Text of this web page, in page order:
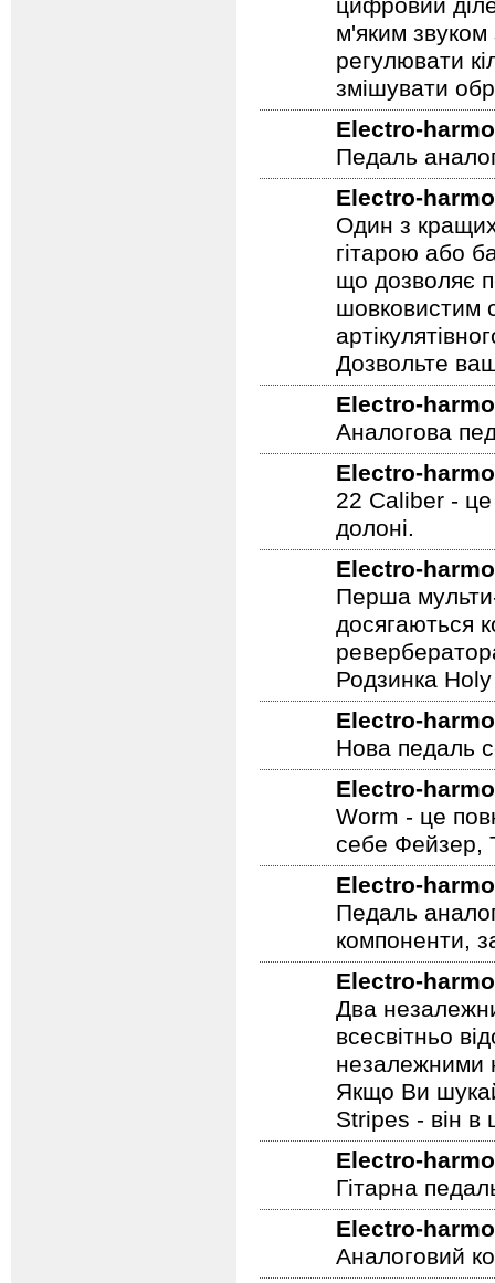
цифровий
м'яким
регулювати
змішувати
Electro-
Педаль
Electro-
Один з
гітарою або
що дозволяє
шовковистим
Дозвольте
Electro-
Аналогова
Electro-
22 Caliber - це
долоні.
Electro-
Перша
досягаються
Родзинка
Electro-
Нова педаль
Electro-
Worm - це
себе Фейзер,
Electro-
Педаль
компоненти,
Electro-
Два
всесвітньо
незалежними
Якщо Ви
Stripes - він в
Electro-
Гітарна
Electro-
Аналоговий